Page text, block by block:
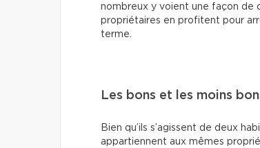
nombreux y voient une façon de
propriétaires en profitent pour
terme.
Les bons et les moins
Bien qu’ils s’agissent de deux
appartiennent aux mêmes